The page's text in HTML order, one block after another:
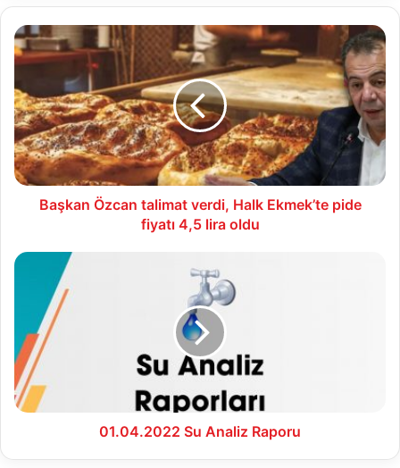
Başkan
Özcan
verdi,
Halk
Ekmek’te
pide
fiyatı
4,5
Başkan Özcan talimat verdi, Halk Ekmek’te pide
fiyatı 4,5 lira oldu
01.04.2022
Raporu
01.04.2022 Su Analiz Raporu